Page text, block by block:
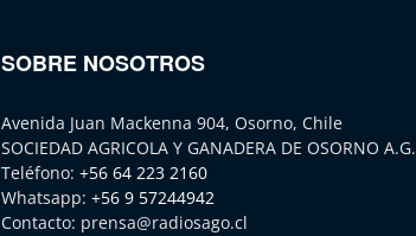
SOBRE NOSOTROS
Avenida Juan Mackenna 904, Osorno, Chile
SOCIEDAD AGRICOLA Y GANADERA DE OSORNO A.G.
Teléfono: +56 64 223 2160
Whatsapp: +56 9 57244942
Contacto: prensa@radiosago.cl